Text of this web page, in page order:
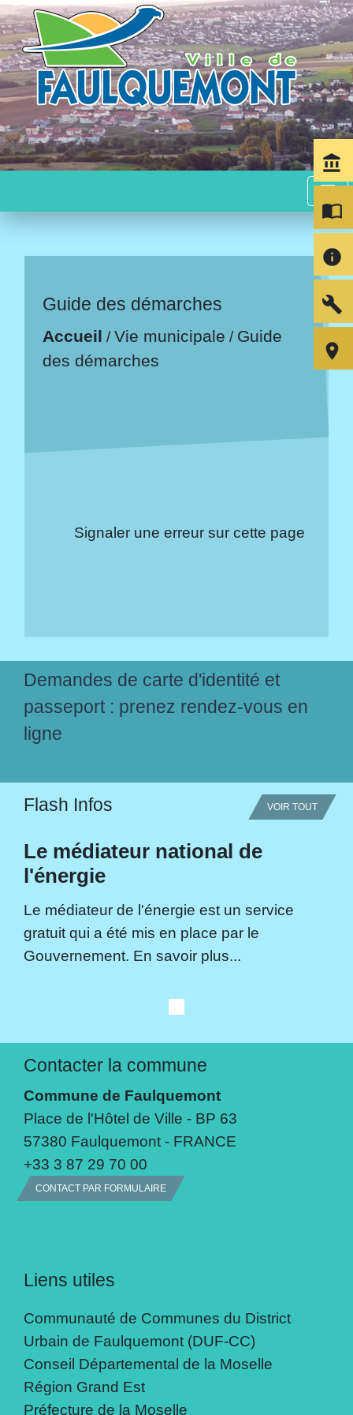
menu
Guide des démarches
Accueil /Vie municipale / Guide
des démarches
Signaler une erreur sur cette page
Demandes de carte d'identité et
passeport : prenez rendez-vous en
ligne
Flash Infos VOIR TOUT
Le médiateur national de
l'énergie
Le médiateur de l'énergie est un service
gratuit qui a été mis en place par le
Gouvernement. En savoir plus...
account_balance
import_contacts
info
build
room
Contacter la commune
Commune de Faulquemont
Place de l'Hôtel de Ville - BP 63
57380 Faulquemont - FRANCE
+33 3 87 29 70 00
CONTACT PAR FORMULAIRE
Liens utiles
Communauté de Communes du District
Urbain de Faulquemont (DUF-CC)
Conseil Départemental de la Moselle
Région Grand Est
Préfecture de la Moselle